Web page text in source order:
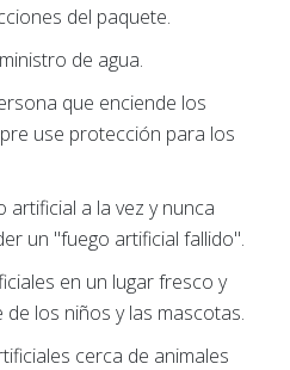
del paquete.
de agua.
que enciende los
use protección para los
artificial a la vez y nunca
un "fuego artificial fallido".
en un lugar fresco y
los niños y las mascotas.
cerca de animales